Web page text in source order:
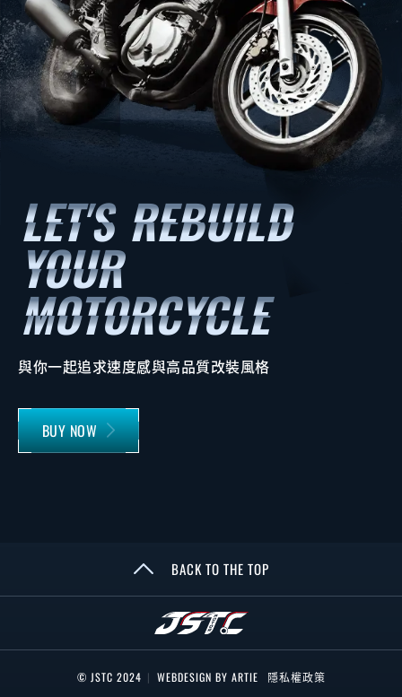
與你一起追求速度感與高品質改裝風格
BUY NOW
BACK TO THE TOP
© JSTC 2024 | WEBDESIGN BY ARTIE 隱私權政策